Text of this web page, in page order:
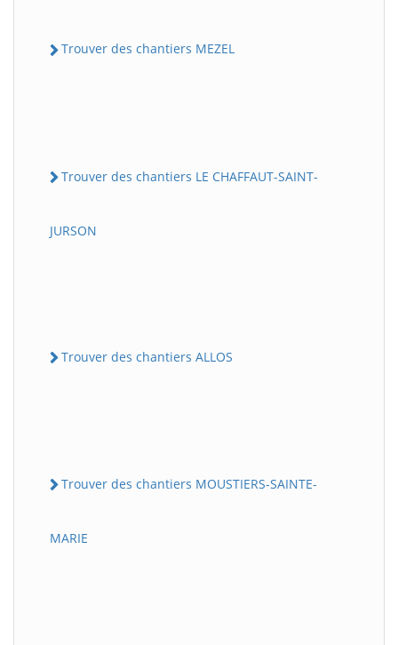
Trouver des chantiers MEZEL
Trouver des chantiers LE CHAFFAUT-SAINT-
JURSON
Trouver des chantiers ALLOS
Trouver des chantiers MOUSTIERS-SAINTE-
MARIE